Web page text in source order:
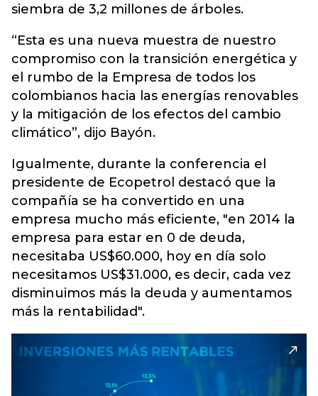
siembra de 3,2 millones de árboles.
“Esta es una nueva muestra de nuestro
compromiso con la transición energética y
el rumbo de la Empresa de todos los
colombianos hacia las energías renovables
y la mitigación de los efectos del cambio
climático”, dijo Bayón.
Igualmente, durante la conferencia el
presidente de Ecopetrol destacó que la
compañía se ha convertido en una
empresa mucho más eficiente, "en 2014 la
empresa para estar en 0 de deuda,
necesitaba US$60.000, hoy en día solo
necesitamos US$31.000, es decir, cada vez
disminuimos más la deuda y aumentamos
más la rentabilidad".